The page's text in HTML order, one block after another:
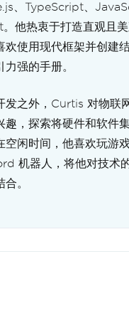
、TypeScript、
他热衷于打造直观且
欢使用现代框架并创建
力强的手册。
发之外，Curtis 对物联
趣，探索将硬件和软件
空闲时间，他喜欢玩游
机器人，将他对技术
合。